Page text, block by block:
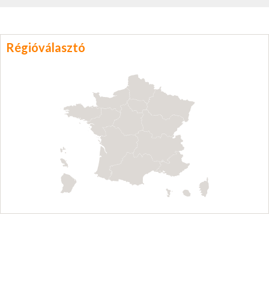
Régióválasztó